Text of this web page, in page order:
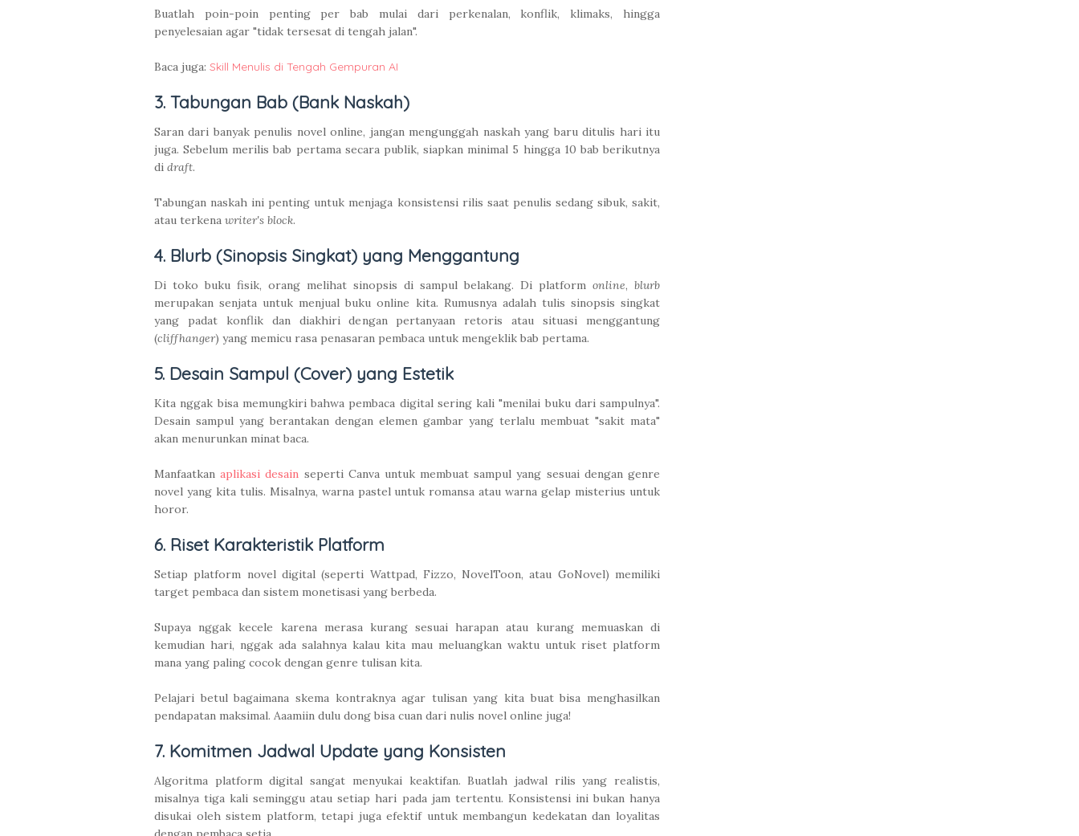
Buatlah poin-poin penting per bab mulai dari perkenalan, konflik, klimaks, hingga
penyelesaian agar "tidak tersesat di tengah jalan".
Baca juga: Skill Menulis di Tengah Gempuran AI
3. Tabungan Bab (Bank Naskah)
Saran dari banyak penulis novel online, jangan mengunggah naskah yang baru ditulis hari itu
juga. Sebelum merilis bab pertama secara publik, siapkan minimal 5 hingga 10 bab berikutnya
di draft.
Tabungan naskah ini penting untuk menjaga konsistensi rilis saat penulis sedang sibuk, sakit,
atau terkena writer's block.
4. Blurb (Sinopsis Singkat) yang Menggantung
Di toko buku fisik, orang melihat sinopsis di sampul belakang. Di platform online, blurb
merupakan senjata untuk menjual buku online kita. Rumusnya adalah tulis sinopsis singkat
yang padat konflik dan diakhiri dengan pertanyaan retoris atau situasi menggantung
(cliffhanger) yang memicu rasa penasaran pembaca untuk mengeklik bab pertama.
5. Desain Sampul (Cover) yang Estetik
Kita nggak bisa memungkiri bahwa pembaca digital sering kali "menilai buku dari sampulnya".
Desain sampul yang berantakan dengan elemen gambar yang terlalu membuat "sakit mata"
akan menurunkan minat baca.
Manfaatkanaplikasi desain seperti Canva untuk membuat sampul yang sesuai dengan genre
novel yang kita tulis. Misalnya, warna pastel untuk romansa atau warna gelap misterius untuk
horor.
6. Riset Karakteristik Platform
Setiap platform novel digital (seperti Wattpad, Fizzo, NovelToon, atau GoNovel) memiliki
target pembaca dan sistem monetisasi yang berbeda.
Supaya nggak kecele karena merasa kurang sesuai harapan atau kurang memuaskan di
kemudian hari, nggak ada salahnya kalau kita mau meluangkan waktu untuk riset platform
mana yang paling cocok dengan genre tulisan kita.
Pelajari betul bagaimana skema kontraknya agar tulisan yang kita buat bisa menghasilkan
pendapatan maksimal. Aaamiin dulu dong bisa cuan dari nulis novel online juga!
7. Komitmen Jadwal Update yang Konsisten
Algoritma platform digital sangat menyukai keaktifan. Buatlah jadwal rilis yang realistis,
misalnya tiga kali seminggu atau setiap hari pada jam tertentu. Konsistensi ini bukan hanya
disukai oleh sistem platform, tetapi juga efektif untuk membangun kedekatan dan loyalitas